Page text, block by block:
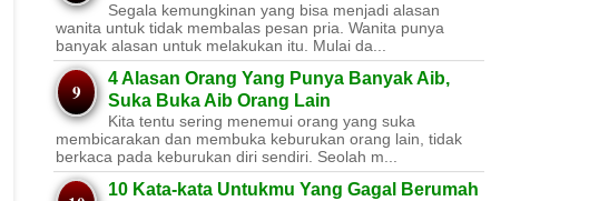
Segala kemungkinan yang bisa menjadi alasan
wanita untuk tidak membalas pesan pria. Wanita punya
banyak alasan untuk melakukan itu. Mulai da...
4 Alasan Orang Yang Punya Banyak Aib,
Suka Buka Aib Orang Lain
Kita tentu sering menemui orang yang suka
membicarakan dan membuka keburukan orang lain, tidak
berkaca pada keburukan diri sendiri. Seolah m...
10 Kata-kata Untukmu Yang Gagal Berumah